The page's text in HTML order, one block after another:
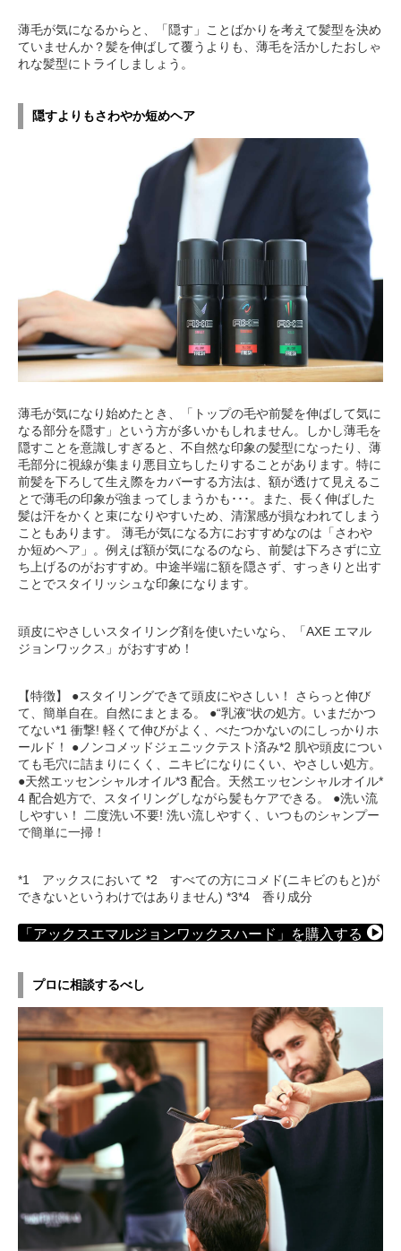
薄毛が気になるからと、「隠す」ことばかりを考えて髪型を決め
ていませんか？髪を伸ばして覆うよりも、薄毛を活かしたおしゃ
れな髪型にトライしましょう。
隠すよりもさわやか短めヘア
薄毛が気になり始めたとき、「トップの毛や前髪を伸ばして気に
なる部分を隠す」という方が多いかもしれません。しかし薄毛を
隠すことを意識しすぎると、不自然な印象の髪型になったり、薄
毛部分に視線が集まり悪目立ちしたりすることがあります。特に
前髪を下ろして生え際をカバーする方法は、額が透けて見えるこ
とで薄毛の印象が強まってしまうかも･･･。また、長く伸ばした
髪は汗をかくと束になりやすいため、清潔感が損なわれてしまう
こともあります。 薄毛が気になる方におすすめなのは「さわや
か短めヘア」。例えば額が気になるのなら、前髪は下ろさずに立
ち上げるのがおすすめ。中途半端に額を隠さず、すっきりと出す
ことでスタイリッシュな印象になります。
頭皮にやさしいスタイリング剤を使いたいなら、「AXE エマル
ジョンワックス」がおすすめ！
【特徴】 ●スタイリングできて頭皮にやさしい！ さらっと伸び
て、簡単自在。自然にまとまる。 ●“乳液“状の処方。いまだかつ
てない*1 衝撃! 軽くて伸びがよく、べたつかないのにしっかりホ
ールド！ ●ノンコメッドジェニックテスト済み*2 肌や頭皮につい
ても毛穴に詰まりにくく、ニキビになりにくい、やさしい処方。
●天然エッセンシャルオイル*3 配合。天然エッセンシャルオイル*
4 配合処方で、スタイリングしながら髪もケアできる。 ●洗い流
しやすい！ 二度洗い不要! 洗い流しやすく、いつものシャンプー
で簡単に一掃！
*1 アックスにおいて *2 すべての方にコメド(ニキビのもと)が
できないというわけではありません) *3*4 香り成分
「アックスエマルジョンワックスハード」を購入する
プロに相談するべし